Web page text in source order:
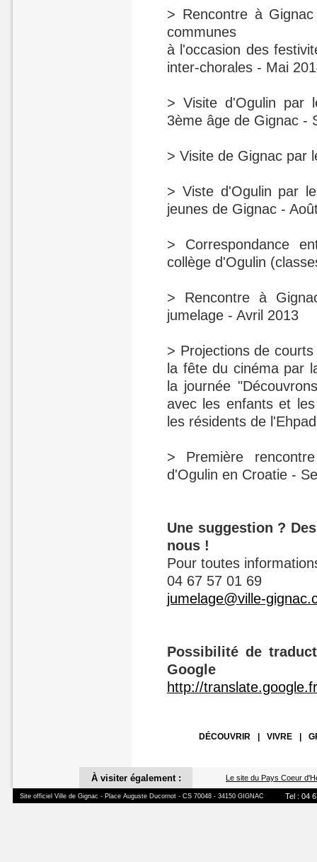
> Rencontre à
communes
à l'occasion des
inter-chorales - Mai
> Visite d'Ogulin par
3ème âge de Gignac -
> Visite de Gignac par
> Viste d'Ogulin par
jeunes de Gignac -
> Correspondance
collège d'Ogulin
> Rencontre à
jumelage - Avril 2013
> Projections de
la fête du cinéma par
la journée
avec les enfants et
les résidents de
> Première
d'Ogulin en Croatie -
Une suggestion ?
nous !
Pour toutes
04 67 57 01 69
jumelage@ville-
Possibilité de
Google
http://translate.google.fr
DÉCOUVRIR VIVRE
Le site du Pays Coeur
À visiter également :
Site officiel Ville de Gignac - Place Auguste Ducornot - CS 70048 - 34150 GIGNAC Tel : 04